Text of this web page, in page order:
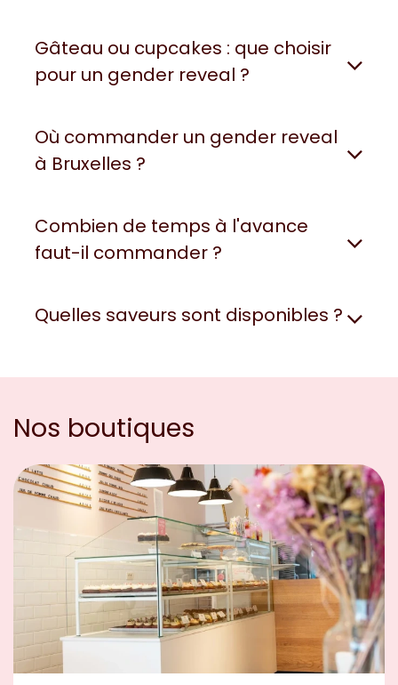
Gâteau ou cupcakes : que choisir
pour un gender reveal ?
Où commander un gender reveal
à Bruxelles ?
Combien de temps à l'avance
faut-il commander ?
Quelles saveurs sont disponibles ?
Nos boutiques